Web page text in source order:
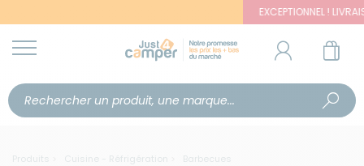
EXCEPTIONNEL ! LIVRAISON
Produits Cuisine - Réfrigération Barbecues